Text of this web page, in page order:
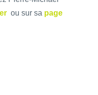
ou sur sa page